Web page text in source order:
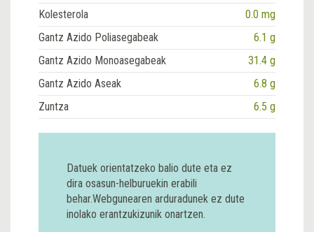
Kolesterola
0.0 mg
Gantz Azido Poliasegabeak
6.1 g
Gantz Azido Monoasegabeak
31.4 g
Gantz Azido Aseak
6.8 g
Zuntza
6.5 g
Datuek orientatzeko balio dute eta ez
dira osasun-helburuekin erabili
behar.Webgunearen arduradunek ez dute
inolako erantzukizunik onartzen.